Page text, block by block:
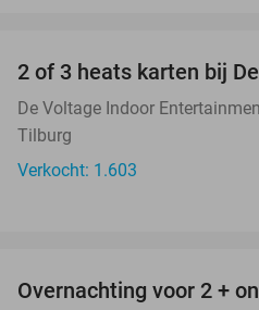
2 of 3 heats karten bij
De Voltage Indoor
Tilburg
Verkocht: 1.603
Overnachting voor 2 +